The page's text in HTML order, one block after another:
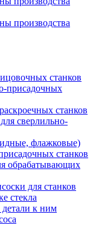
производства
станков
присадочных
станков
сверлильно-
флажковые)
станков
обрабатывающих
для станков
стекла
к ним